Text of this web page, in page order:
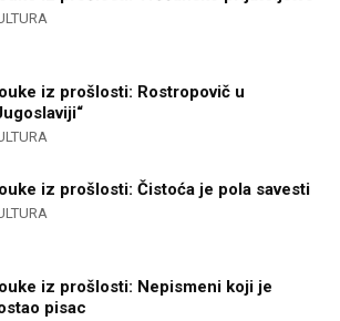
iz prošlosti: Rostropovič u
iz prošlosti: Čistoća je pola savesti
iz prošlosti: Nepismeni koji je
pisac